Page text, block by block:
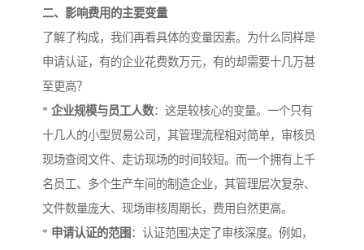
二、影响费用的主要变量
了解了构成，我们再看具体的变量因素。为什么同样是
申请认证，有的企业花费数万元，有的却需要十几万甚
至更高？
* 企业规模与员工人数：这是较核心的变量。一个只有
十几人的小型贸易公司，其管理流程相对简单，审核员
现场查阅文件、走访现场的时间较短。而一个拥有上千
名员工、多个生产车间的制造企业，其管理层次复杂、
文件数量庞大、现场审核周期长，费用自然更高。
* 申请认证的范围 ：认证范围决定了审核深度。例如，